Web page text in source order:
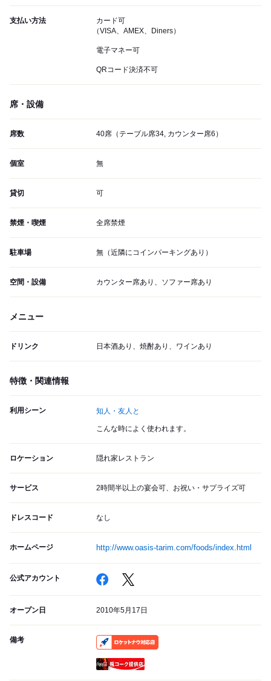
支払い方法
カード可
（VISA、AMEX、Diners）
電子マネー可
QRコード決済不可
席・設備
席数 40席（テーブル席34, カウンター席6）
個室 無
貸切 可
禁煙・喫煙 全席禁煙
駐車場 無（近隣にコインパーキングあり）
空間・設備 カウンター席あり、ソファー席あり
メニュー
ドリンク 日本酒あり、焼酎あり、ワインあり
特徴・関連情報
利用シーン 知人・友人と
こんな時によく使われます。
ロケーション 隠れ家レストラン
サービス 2時間半以上の宴会可、お祝い・サプライズ可
ドレスコード なし
ホームページ http://www.oasis-tarim.com/foods/index.html
公式アカウント
オープン日 2010年5月17日
備考